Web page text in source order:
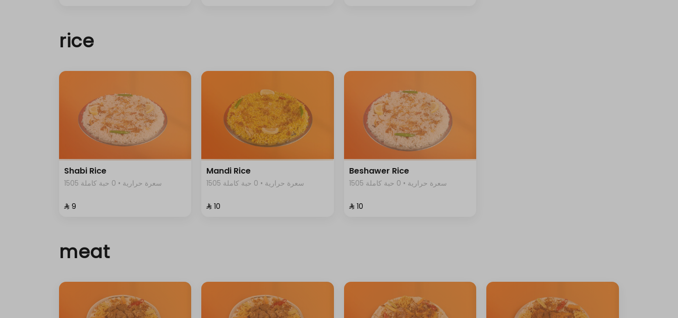
rice
Shabi Rice
1505 سعرة حرارية • 0 حبة كاملة
⁨⁦‪‬ 9⁩
Mandi Rice
1505 سعرة حرارية • 0 حبة كاملة
⁨⁦‪‬ 10⁩
Beshawer Rice
1505 سعرة حرارية • 0 حبة كاملة
⁨⁦‪‬ 10⁩
meat